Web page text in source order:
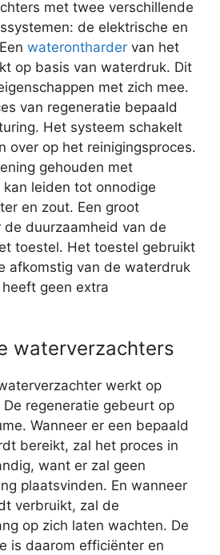
met twee verschillende
de elektrische en
waterontharder van het
op basis van waterdruk. Dit
met zich mee.
van regeneratie bepaald
Het systeem schakelt
over op het reinigingsproces.
gehouden met
leiden tot onnodige
en zout. Een groot
duurzaamheid van de
toestel. Het toestel gebruikt
afkomstig van de waterdruk
geen extra
waterverzachters
werkt op
regeneratie gebeurt op
Wanneer er een bepaald
bereikt, zal het proces in
want er zal geen
plaatsvinden. En wanneer
verbruikt, zal de
op zich laten wachten. De
is daarom efficiënter en